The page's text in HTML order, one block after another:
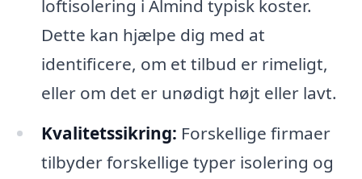
loftisolering i Almind typisk koster.
Dette kan hjælpe dig med at
identificere, om et tilbud er rimeligt,
eller om det er unødigt højt eller lavt.
Kvalitetssikring: Forskellige firmaer
tilbyder forskellige typer isolering og